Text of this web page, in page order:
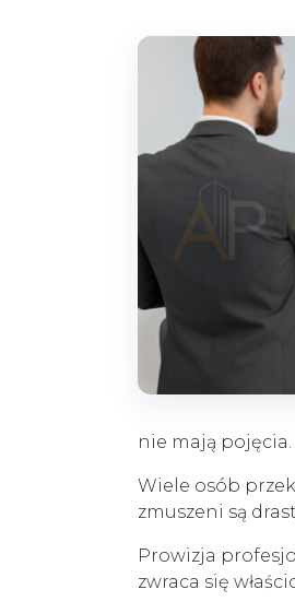
nie mają pojęcia.
Wiele osób
zmuszeni są
Prowizja
zwraca się